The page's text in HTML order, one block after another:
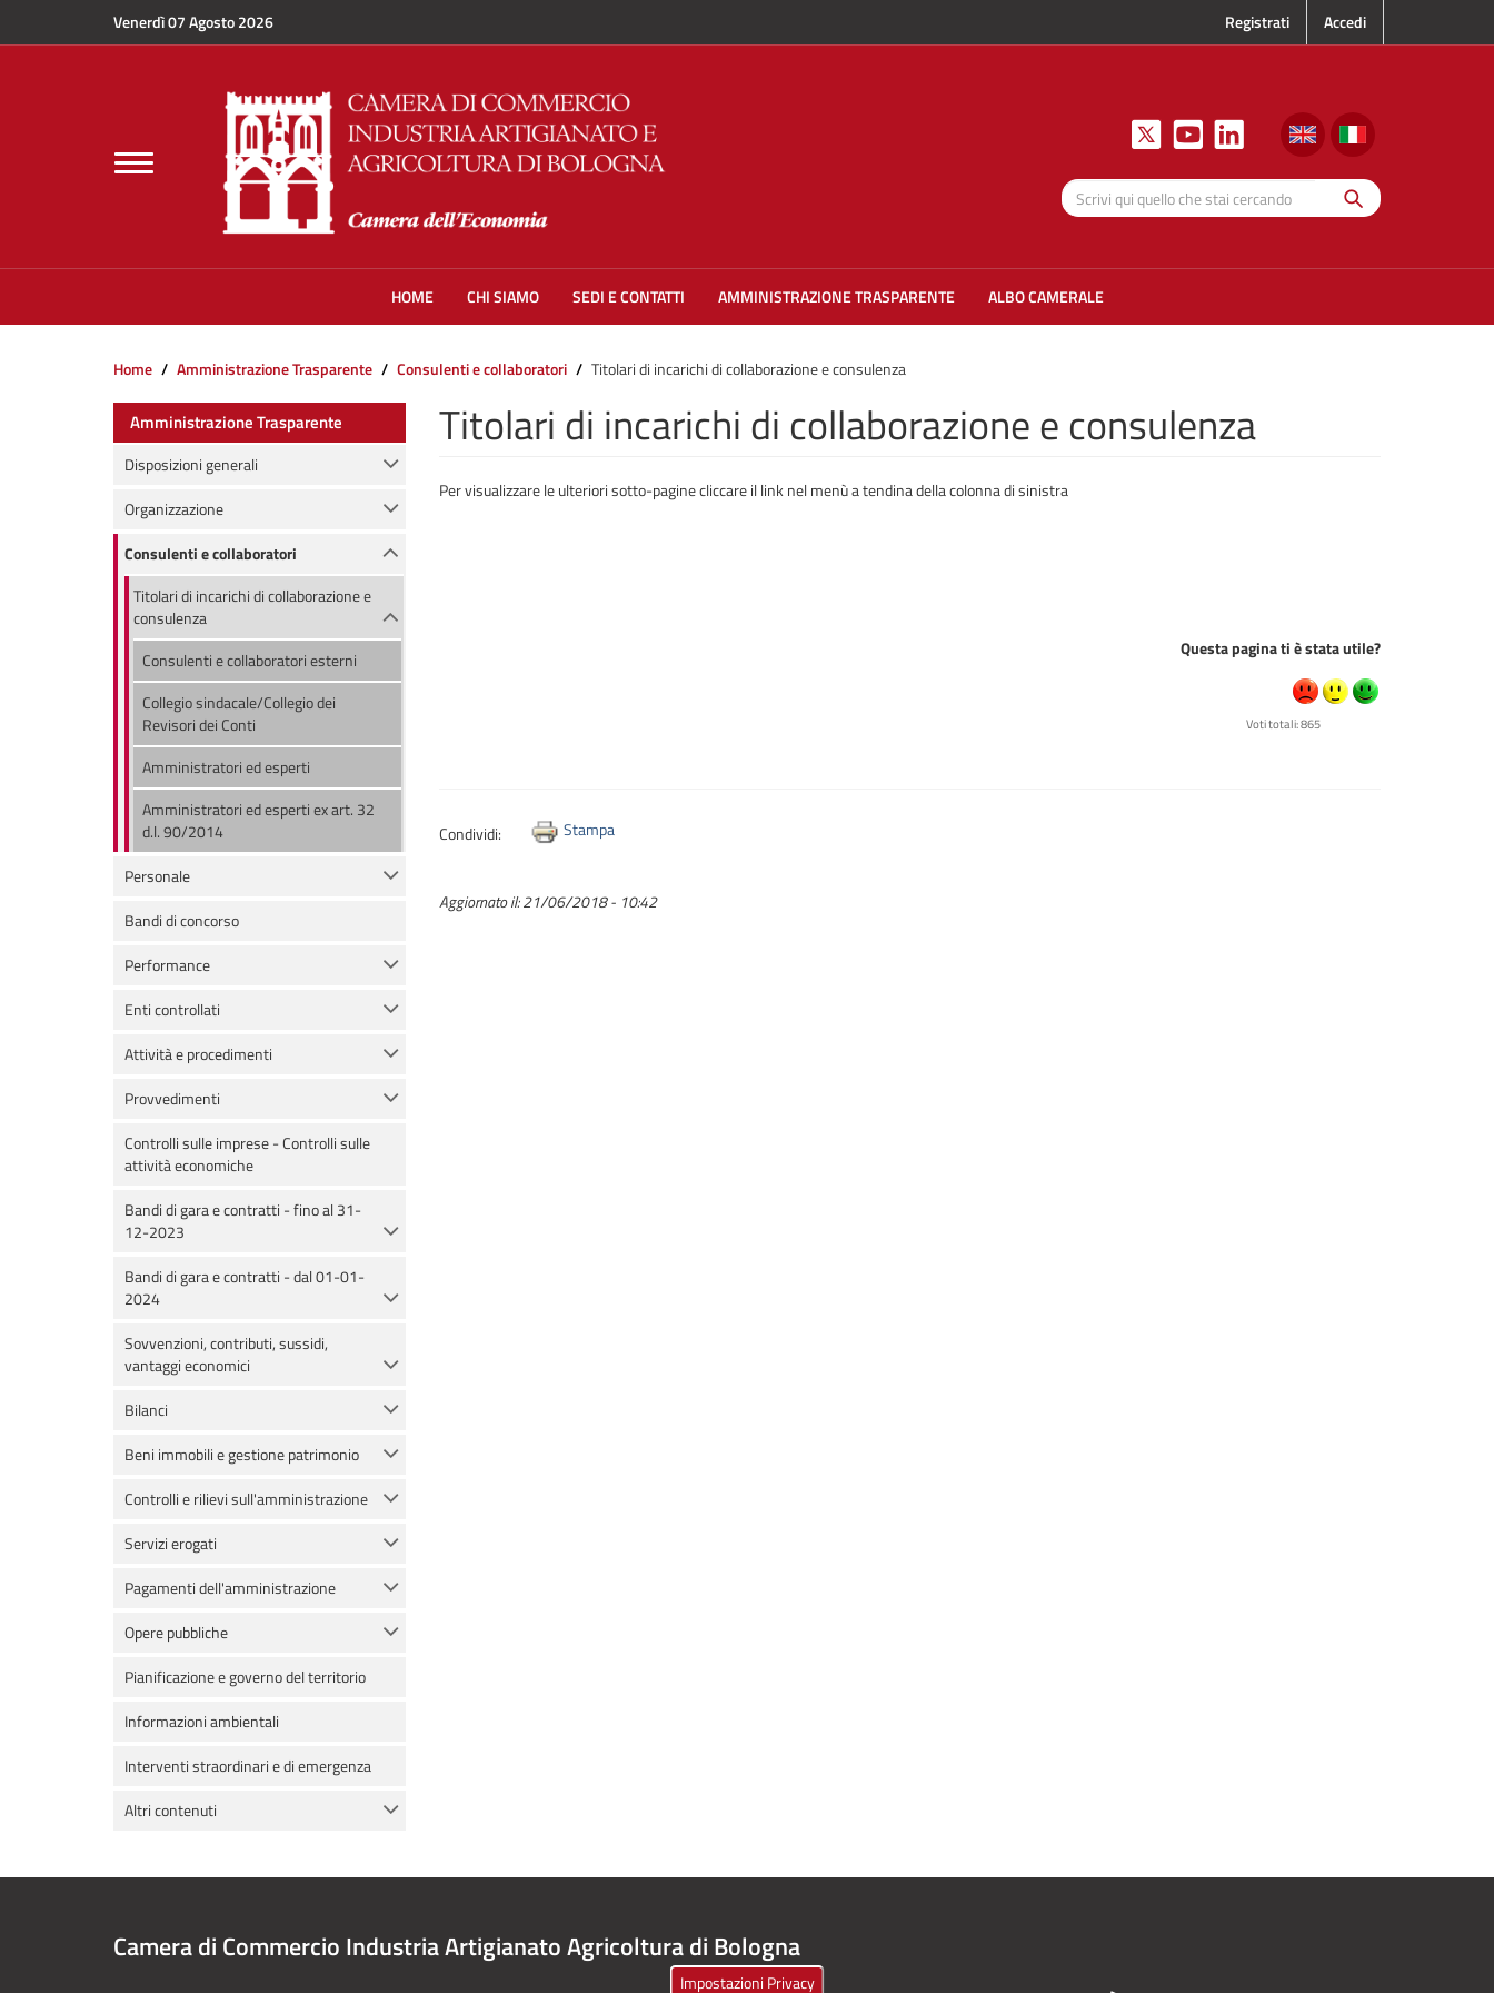
Salta al contenuto principaleVenerdì 07 Agosto 2026 Registrati Accedi
Toggle
navigation
stai
Cerca
HOME CHI SIAMO SEDI E CONTATTI AMMINISTRAZIONE TRASPARENTE ALBO CAMERALE
Home Amministrazione Trasparente Consulenti e collaboratori Titolari di incarichi di collaborazione e consulenza
Amministrazione Trasparente
Disposizioni generali
Organizzazione
Consulenti e collaboratori
Titolari di incarichi di collaborazione e
consulenza
Consulenti e collaboratori esterni
Collegio sindacale/Collegio dei
Revisori dei Conti
Amministratori ed esperti
Amministratori ed esperti ex art. 32
d.l. 90/2014
Personale
Bandi di concorso
Performance
Enti controllati
Attività e procedimenti
Provvedimenti
Controlli sulle imprese - Controlli sulle
attività economiche
Bandi di gara e contratti - fino al 31-
12-2023
Bandi di gara e contratti - dal 01-01-
2024
Sovvenzioni, contributi, sussidi,
vantaggi economici
Bilanci
Beni immobili e gestione patrimonio
Controlli e rilievi sull'amministrazione
Servizi erogati
Pagamenti dell'amministrazione
Opere pubbliche
Pianificazione e governo del territorio
Informazioni ambientali
Interventi straordinari e di emergenza
Altri contenuti
Titolari di incarichi di collaborazione e consulenza
Per visualizzare le ulteriori sotto-pagine cliccare il link nel menù a tendina della colonna di sinistra
Questa pagina ti è stata utile?
Voti totali: 865
Condividi: Stampa
Aggiornato il:21/06/2018 - 10:42
Camera di Commercio Industria Artigianato Agricoltura di Bologna
Impostazioni Privacy